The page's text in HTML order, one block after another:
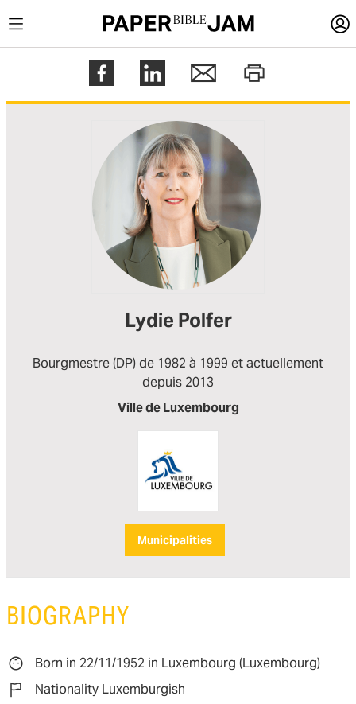
LOGIN
Register
Help
Lydie Polfer
Bourgmestre (DP) de 1982 à 1999 et actuellement
depuis 2013
Ville de Luxembourg
Municipalities
BIOGRAPHY
Born in 22/11/1952 in Luxembourg (Luxembourg)
Nationality Luxemburgish